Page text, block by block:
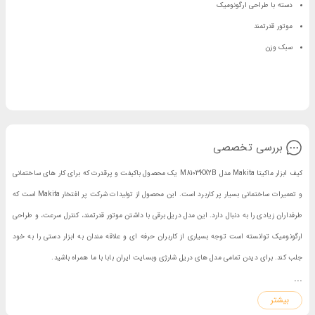
دسته با طراحی ارگونومیک
موتور قدرتمند
سبک وزن
بررسی تخصصی
کیف ابزار ماکیتا Makita مدل M8103KX2B یک محصول باکیفت و پرقدرت که برای کار های ساختمانی
و تعمیرات ساختمانی بسیار پر کاربرد است. این محصول از تولیدات شرکت پر افتخار Makita است که
طرفداران زیادی را به دنبال دارد. این مدل دریل برقی با داشتن موتور قدرتمند، کنترل سرعت، و طراحی
ارگونومیک توانسته است توجه بسیاری از کاربران حرفه ای و علاقه مندان به ابزار دستی را به خود
جلب کند. برای دیدن تمامی مدل هایدریل شارژی وبسایت ایران بابا با ما همراه باشید.
مشخصات کیف ابزار ماکیتا Makita مدل M8103KX2B
...
بیشتر